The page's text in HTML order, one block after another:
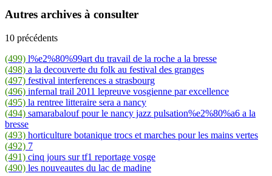
Autres archives à consulter
10 précédents
(499) l%e2%80%99art du travail de la roche a la bresse
(498) a la decouverte du folk au festival des granges
(497) festival interferences a strasbourg
(496) infernal trail 2011 lepreuve vosgienne par excellence
(495) la rentree litteraire sera a nancy
(494) samarabalouf pour le nancy jazz pulsation%e2%80%a6 a la
bresse
(493) horticulture botanique trocs et marches pour les mains vertes
(492) 7
(491) cinq jours sur tf1 reportage vosge
(490) les nouveautes du lac de madine